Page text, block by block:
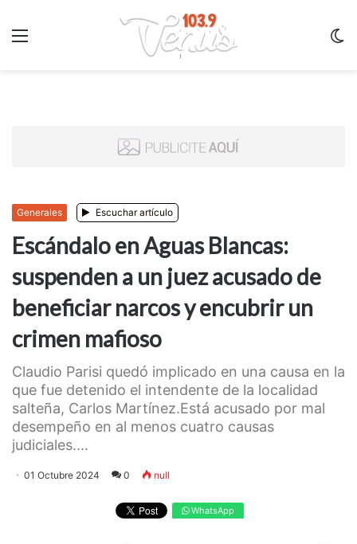
Generales Escuchar artículo
Escándalo en Aguas Blancas:
suspenden a un juez acusado de
beneficiar narcos y encubrir un
crimen mafioso
Claudio Parisi quedó implicado en una causa en la
que fue detenido el intendente de la localidad
salteña, Carlos Martínez.Está acusado por mal
desempeño en al menos cuatro causas
judiciales....
01 Octubre 2024 0 null
WhatsApp